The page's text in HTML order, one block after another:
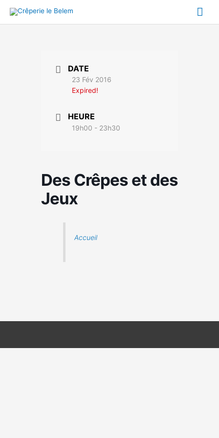
contenu
DATE
23 Fév 2016
Expired!
HEURE
19h00 - 23h30
Des Crêpes et des
Jeux
Accueil